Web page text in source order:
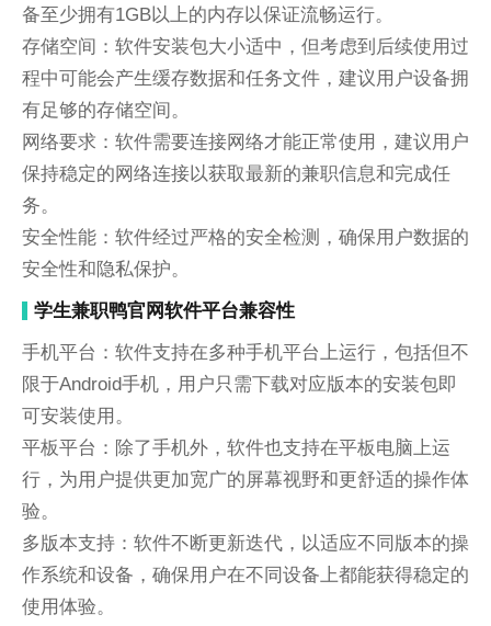
备至少拥有1GB以上的内存以保证流畅运行。
存储空间：软件安装包大小适中，但考虑到后续使用过
程中可能会产生缓存数据和任务文件，建议用户设备拥
有足够的存储空间。
网络要求：软件需要连接网络才能正常使用，建议用户
保持稳定的网络连接以获取最新的兼职信息和完成任
务。
安全性能：软件经过严格的安全检测，确保用户数据的
安全性和隐私保护。
学生兼职鸭官网软件平台兼容性
手机平台：软件支持在多种手机平台上运行，包括但不
限于Android手机，用户只需下载对应版本的安装包即
可安装使用。
平板平台：除了手机外，软件也支持在平板电脑上运
行，为用户提供更加宽广的屏幕视野和更舒适的操作体
验。
多版本支持：软件不断更新迭代，以适应不同版本的操
作系统和设备，确保用户在不同设备上都能获得稳定的
使用体验。